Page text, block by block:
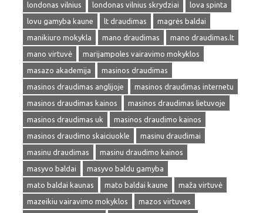
londonas vilnius
londonas vilnius skrydziai
lova spinta
lovu gamyba kaune
lt draudimas
magrės baldai
manikiuro mokykla
mano draudimas
mano draudimas.lt
mano virtuvė
marijampoles vairavimo mokyklos
masazo akademija
masinos draudimas
masinos draudimas anglijoje
masinos draudimas internetu
masinos draudimas kainos
masinos draudimas lietuvoje
masinos draudimas uk
masinos draudimo kainos
masinos draudimo skaiciuokle
masinu draudimai
masinu draudimas
masinu draudimo kainos
masyvo baldai
masyvo baldu gamyba
mato baldai kaunas
mato baldai kaune
maža virtuvė
mazeikiu vairavimo mokyklos
mazos virtuves